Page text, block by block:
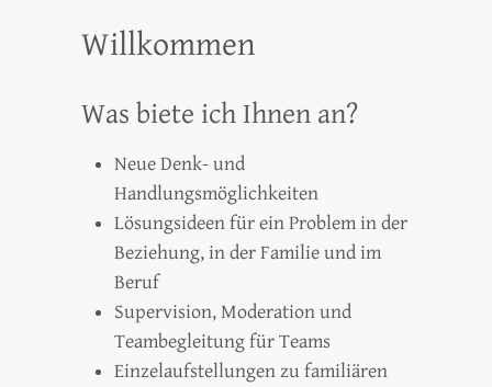
Willkommen
Was biete ich Ihnen an?
Neue Denk- und
Handlungsmöglichkeiten
Lösungsideen für ein Problem in der
Beziehung, in der Familie und im
Beruf
Supervision, Moderation und
Teambegleitung für Teams
Einzelaufstellungen zu familiären